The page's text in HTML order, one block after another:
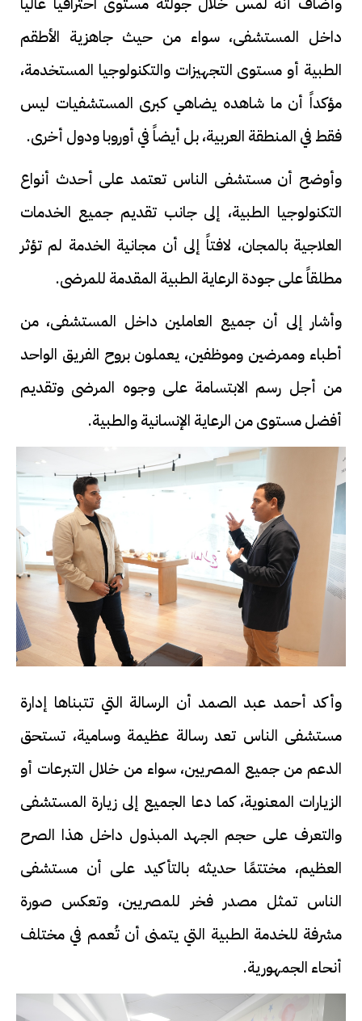
داخل المستشفى، سواء من حيث جاهزية الأطقم
الطبية أو مستوى التجهيزات والتكنولوجيا المستخدمة،
مؤكداً أن ما شاهده يضاهي كبرى المستشفيات ليس
فقط في المنطقة العربية، بل أيضاً في أوروبا ودول أخرى.
وأوضح أن مستشفى الناس تعتمد على أحدث أنواع
التكنولوجيا الطبية، إلى جانب تقديم جميع الخدمات
العلاجية بالمجان، لافتاً إلى أن مجانية الخدمة لم تؤثر
مطلقاً على جودة الرعاية الطبية المقدمة للمرضى.
وأشار إلى أن جميع العاملين داخل المستشفى، من
أطباء وممرضين وموظفين، يعملون بروح الفريق الواحد
من أجل رسم الابتسامة على وجوه المرضى وتقديم
أفضل مستوى من الرعاية الإنسانية والطبية.
وأكد أحمد عبد الصمد أن الرسالة التي تتبناها إدارة
مستشفى الناس تعد رسالة عظيمة وسامية، تستحق
الدعم من جميع المصريين، سواء من خلال التبرعات أو
الزيارات المعنوية، كما دعا الجميع إلى زيارة المستشفى
والتعرف على حجم الجهد المبذول داخل هذا الصرح
العظيم، مختتمًا حديثه بالتأكيد على أن مستشفى
الناس تمثل مصدر فخر للمصريين، وتعكس صورة
مشرفة للخدمة الطبية التي يتمنى أن تُعمم في مختلف
أنحاء الجمهورية.